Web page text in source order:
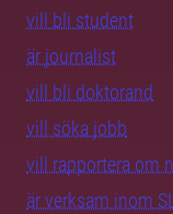
vill bli student
är journalist
vill bli doktorand
vill söka jobb
vill rapportera om
är verksam inom